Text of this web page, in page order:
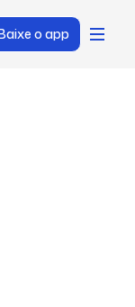
o app